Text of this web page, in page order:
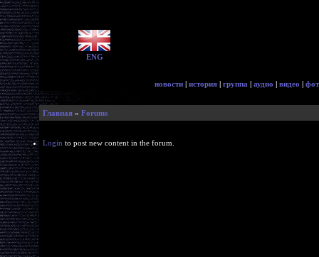
ENG
новости | история | группа | аудио | видео |
Главная » Forums
Login to post new content in the forum.